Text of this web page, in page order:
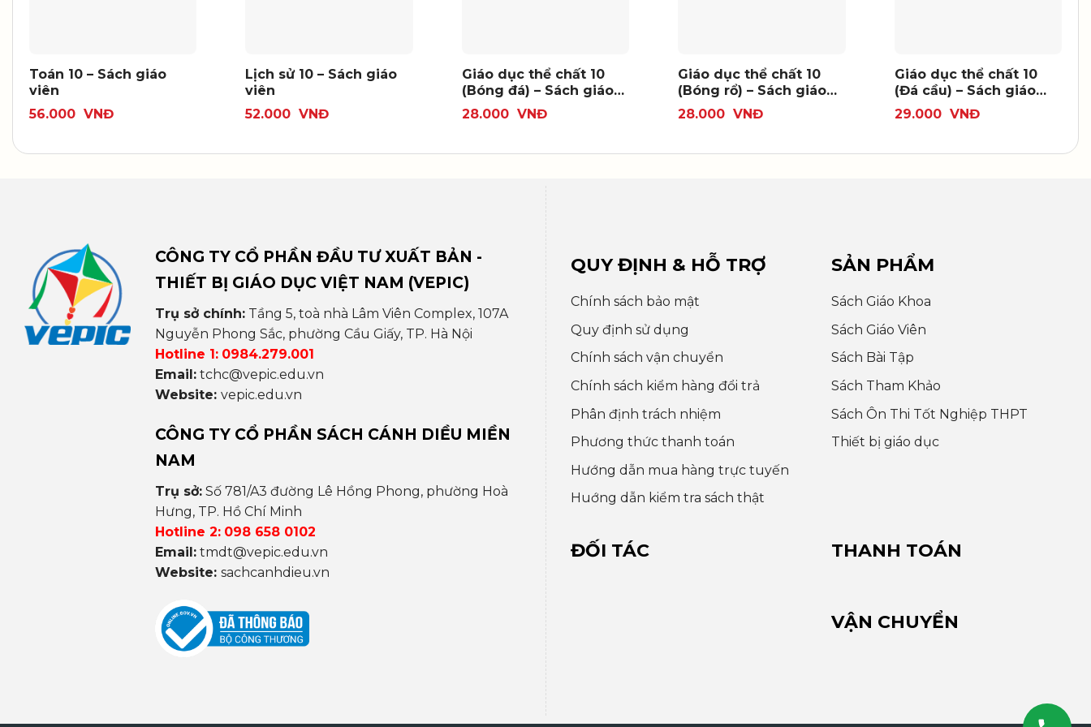
Toán 10 – Sách giáo
viên
56.000 VNĐ
Lịch sử 10 – Sách giáo
viên
52.000 VNĐ
Giáo dục thể chất 10
(Bóng đá) – Sách giáo
viên
28.000 VNĐ
Giáo dục thể chất 10
(Bóng rổ) – Sách giáo
viên
28.000 VNĐ
Giáo dục thể chất 10
(Đá cầu) – Sách giáo
viên
29.000 VNĐ
CÔNG TY CỔ PHẦN ĐẦU TƯ XUẤT BẢN -
THIẾT BỊ GIÁO DỤC VIỆT NAM (VEPIC)
Trụ sở chính:Tầng 5, toà nhà Lâm Viên Complex, 107A
Nguyễn Phong Sắc, phường Cầu Giấy, TP. Hà Nội
Hotline 1: 0984.279.001
Email: tchc@vepic.edu.vn
Website: vepic.edu.vn
CÔNG TY CỔ PHẦN SÁCH CÁNH DIỀU MIỀN
NAM
Trụ sở:Số 781/A3 đường Lê Hồng Phong, phường Hoà
Hưng, TP. Hồ Chí Minh
Hotline 2: 098 658 0102
Email: tmdt@vepic.edu.vn
Website: sachcanhdieu.vn
QUY ĐỊNH & HỖ TRỢ
Chính sách bảo mật
Quy định sử dụng
Chính sách vận chuyển
Chính sách kiểm hàng đổi trả
Phân định trách nhiệm
Phương thức thanh toán
Hướng dẫn mua hàng trực tuyến
Huớng dẫn kiểm tra sách thật
SẢN PHẨM
Sách Giáo Khoa
Sách Giáo Viên
Sách Bài Tập
Sách Tham Khảo
Sách Ôn Thi Tốt Nghiệp THPT
Thiết bị giáo dục
ĐỐI TÁC THANH TOÁN
VẬN CHUYỂN